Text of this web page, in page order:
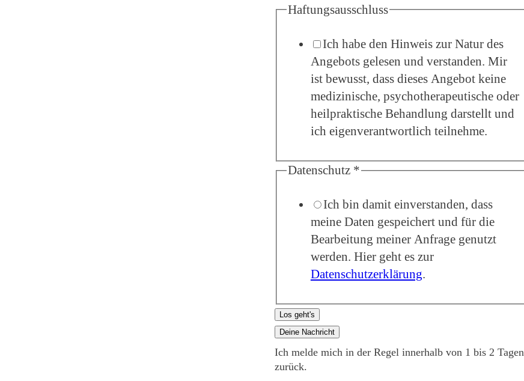
Haftungsausschluss
Ich habe den Hinweis zur Natur des
Angebots gelesen und verstanden. Mir
ist bewusst, dass dieses Angebot keine
medizinische, psychotherapeutische oder
heilpraktische Behandlung darstellt und
ich eigenverantwortlich teilnehme.
Datenschutz *
Ich bin damit einverstanden, dass
meine Daten gespeichert und für die
Bearbeitung meiner Anfrage genutzt
werden. Hier geht es zur
Datenschutzerklärung.
Los geht's
Deine Nachricht
Ich melde mich in der Regel innerhalb von 1 bis 2 Tagen
zurück.